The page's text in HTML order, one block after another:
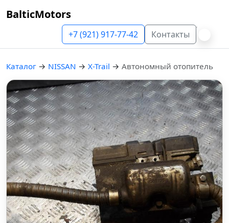
BalticMotors
+7 (921) 917-77-42 Контакты
Каталог → NISSAN → X-Trail → Автономный отопитель